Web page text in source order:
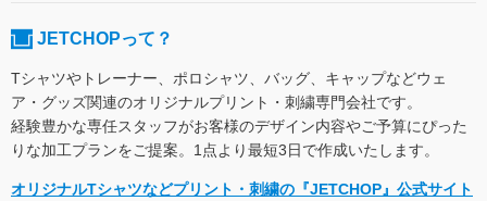
JETCHOPって？
Tシャツやトレーナー、ポロシャツ、バッグ、キャップなどウェ
ア・グッズ関連のオリジナルプリント・刺繍専門会社です。
経験豊かな専任スタッフがお客様のデザイン内容やご予算にぴった
りな加工プランをご提案。1点より最短3日で作成いたします。
オリジナルTシャツなどプリント・刺繍の『JETCHOP』公式サイト